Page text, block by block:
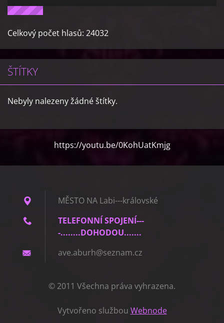
Celkový počet hlasů: 24032
ŠTÍTKY
Nebyly nalezeny žádné štítky.
https://youtu.be/0KohUatKmjg
MĚSTO NA Labi---královské
TELEFONNÍ SPOJENÍ---
-........DOHODOU.......
ave.aburh@seznam.cz
© 2011 Všechna práva vyhrazena.
Vytvořeno službou Webnode